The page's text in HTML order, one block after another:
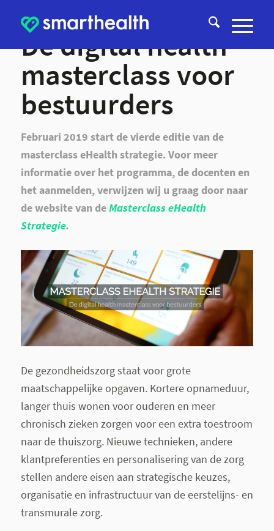
Dé digital health
masterclass voor
bestuurders
Februari 2019 start de vierde editie van de
masterclass eHealth strategie. Voor meer
informatie over het programma, de docenten en
het aanmelden, verwijzen wij u graag door naar
de website van deMasterclass eHealth
Strategie.
De gezondheidszorg staat voor grote
maatschappelijke opgaven. Kortere opnameduur,
langer thuis wonen voor ouderen en meer
chronisch zieken zorgen voor een extra toestroom
naar de thuiszorg. Nieuwe technieken, andere
klantpreferenties en personalisering van de zorg
stellen andere eisen aan strategische keuzes,
organisatie en infrastructuur van de eerstelijns- en
transmurale zorg.